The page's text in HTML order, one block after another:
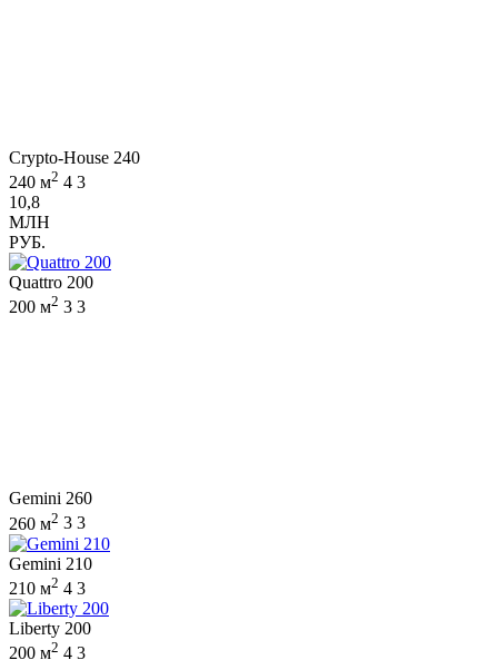
Crypto-House 240
240 м2 4 3
10,8
МЛН
РУБ.
Quattro 200
200 м2 3 3
Gemini 260
260 м2 3 3
Gemini 210
210 м2 4 3
Liberty 200
200 м2 4 3